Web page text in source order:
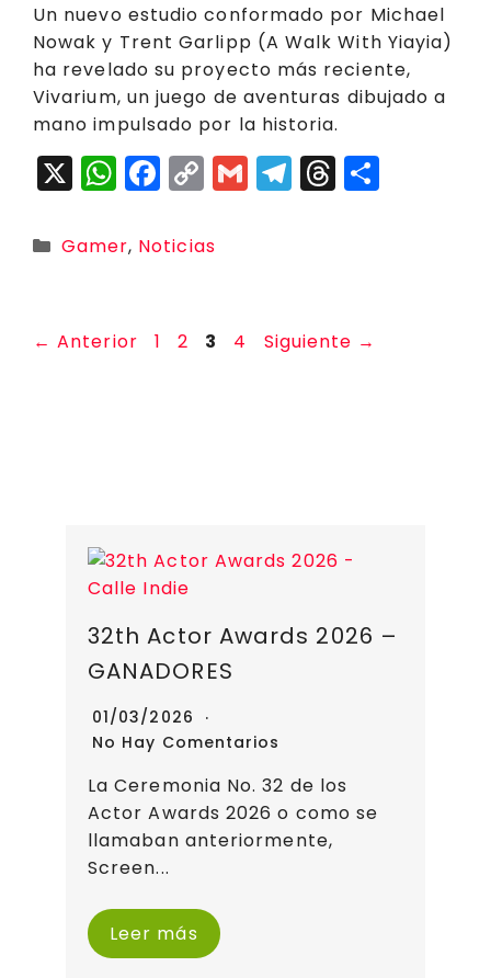
Un nuevo estudio conformado por Michael
Nowak y Trent Garlipp (A Walk With Yiayia)
ha revelado su proyecto más reciente,
Vivarium, un juego de aventuras dibujado a
mano impulsado por la historia.
X W
h
a
p
F
a
c
o
C
o
p
n
G
m
T
el
a
T
h
d
Categorías
Gamer, Noticias
← Anterior Página
1 Página
2 Página
3 Página
4 Siguiente →
32th Actor Awards 2026 –
GANADORES
01/03/2026
No Hay Comentarios
La Ceremonia No. 32 de los
Actor Awards 2026 o como se
llamaban anteriormente,
Screen...
Leer más